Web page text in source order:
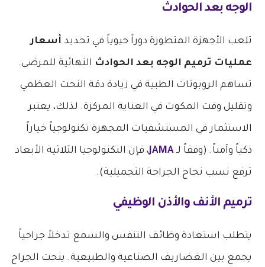
الوجه بعد الحوادث
تلعب الأجهزة المتطورة دوراً حيوياً في تحديد أسعار
عمليات ترميم الوجه بعد الحوادث النهائية للمرضى.
تساهم الروبوتات الطبية في زيادة دقة النحت العظمي
وتقليل وقت المكوث في العناية المركزة. لذلك، يعتبر
الاستثمار في المستشفيات المجهزة تكنولوجياً خياراً
ذكياً وآمناً. (وفقاً لـJAMA، فإن التكنولوجيا الثلاثية الأبعاد
ترفع نسب نجاح الجراحة التجميلية).
ترميم الأنف والأذن الوظيفي
يتطلب استعادة وظائف التنفس والسمع تدخلاً جراحياً
يجمع بين الغضاريف الصناعية والطبيعية. ينحت الجراح